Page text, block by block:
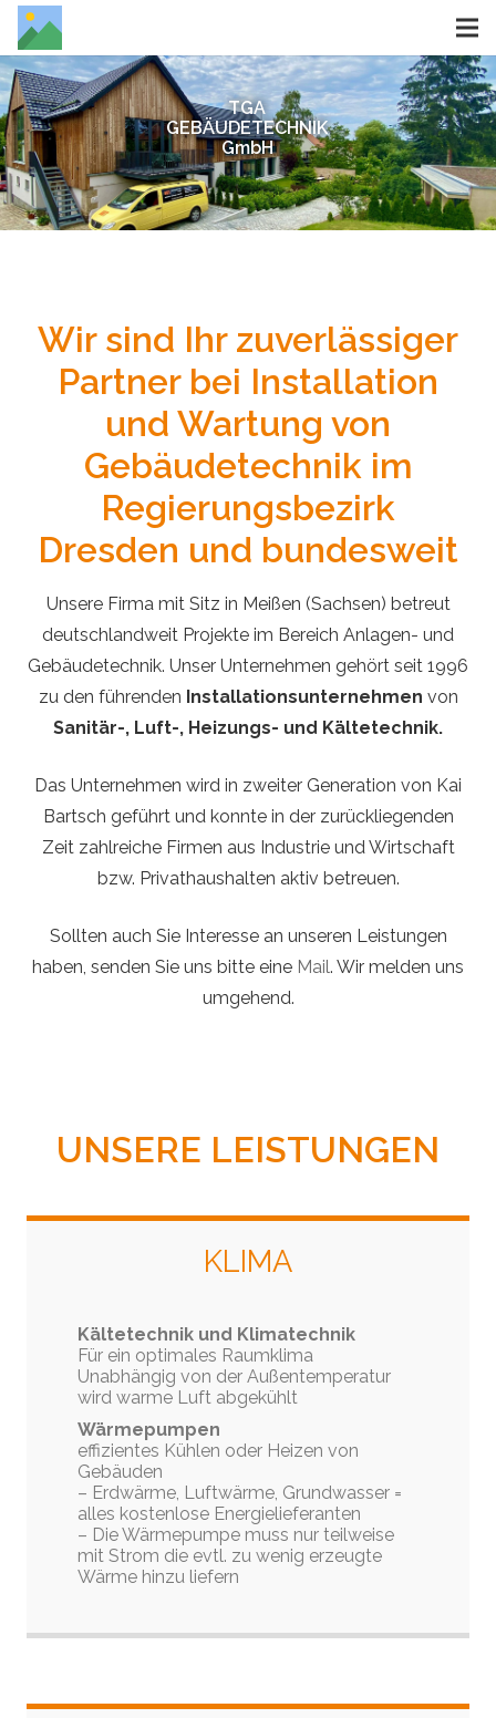
TGA
GEBÄUDETECHNIK
GmbH
Wir sind Ihr zuverlässiger
Partner bei Installation
und Wartung von
Gebäudetechnik im
Regierungsbezirk
Dresden und bundesweit
Unsere Firma mit Sitz in Meißen (Sachsen) betreut
deutschlandweit Projekte im Bereich Anlagen- und
Gebäudetechnik. Unser Unternehmen gehört seit 1996
zu den führenden Installationsunternehmen von
Sanitär-, Luft-, Heizungs- und Kältetechnik.
Das Unternehmen wird in zweiter Generation von Kai
Bartsch geführt und konnte in der zurückliegenden
Zeit zahlreiche Firmen aus Industrie und Wirtschaft
bzw. Privathaushalten aktiv betreuen.
Sollten auch Sie Interesse an unseren Leistungen
haben, senden Sie uns bitte eine Mail. Wir melden uns
umgehend.
UNSERE LEISTUNGEN
KLIMA
Kältetechnik und Klimatechnik
Für ein optimales Raumklima
Unabhängig von der Außentemperatur
wird warme Luft abgekühlt
Wärmepumpen
effizientes Kühlen oder Heizen von
Gebäuden
– Erdwärme, Luftwärme, Grundwasser =
alles kostenlose Energielieferanten
– Die Wärmepumpe muss nur teilweise
mit Strom die evtl. zu wenig erzeugte
Wärme hinzu liefern